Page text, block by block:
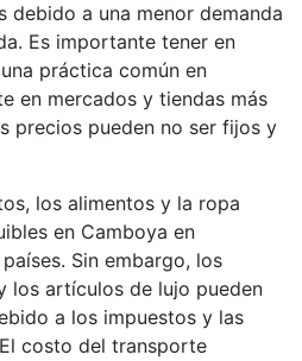
debido a una menor demanda
Es importante tener en
práctica común en
en mercados y tiendas más
precios pueden no ser fijos y
los alimentos y la ropa
en Camboya en
Sin embargo, los
los artículos de lujo pueden
a los impuestos y las
costo del transporte